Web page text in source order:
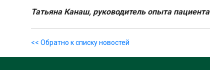
Татьяна Канаш, руководитель опыта пациента
<< Обратно к списку новостей